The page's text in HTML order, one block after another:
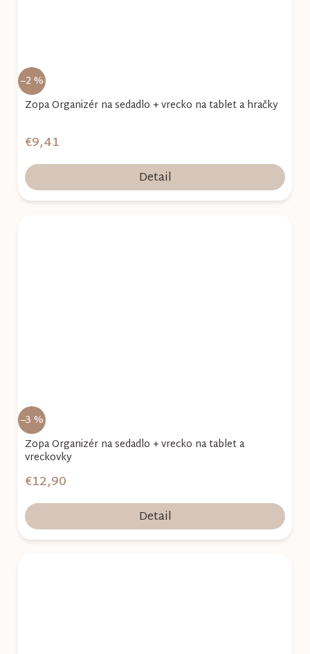
–2 %
Zopa Organizér na sedadlo + vrecko na tablet a hračky
€9,41
Detail
–3 %
Zopa Organizér na sedadlo + vrecko na tablet a
vreckovky
€12,90
Detail